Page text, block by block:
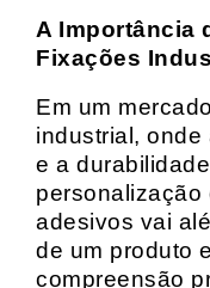
A Importância
Fixações
Em um
industrial,
e a
personalização
adesivos vai
de um produto
compreensão